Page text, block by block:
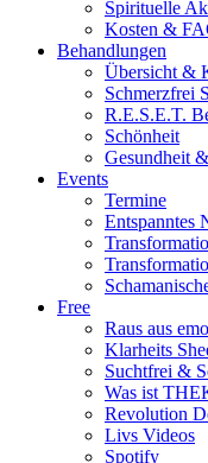
Spirituelle
Kosten &
Behandlungen
Übersicht &
Schmerzfrei
R.E.S.E.T.
Schönheit
Gesundheit
Events
Termine
Entspanntes
Free
Raus aus
Klarheits
Suchtfrei &
Was ist
Revolution
Livs Videos
Spotify